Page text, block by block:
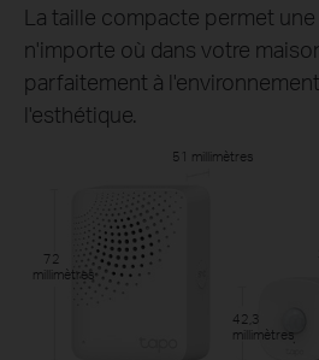
La taille compacte permet
n'importe où dans votre
parfaitement à
l'esthétique.
72
millimètres
51 millimètres
42,3
millimètres